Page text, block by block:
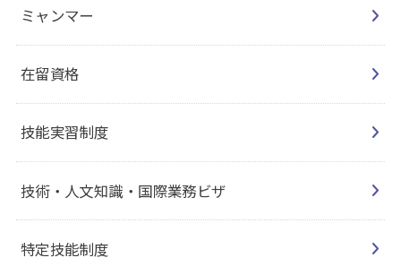
ミャンマー
在留資格
技能実習制度
技術・人文知識・国際業務ビザ
特定技能制度